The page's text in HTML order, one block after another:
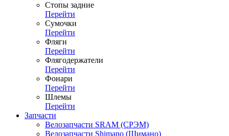
Стопы задние
Перейти
Сумочки
Перейти
Фляги
Перейти
Флягодержатели
Перейти
Фонари
Перейти
Шлемы
Перейти
Запчасти
Велозапчасти SRAM (СРЭМ)
Велозапчасти Shimano (Шимано)